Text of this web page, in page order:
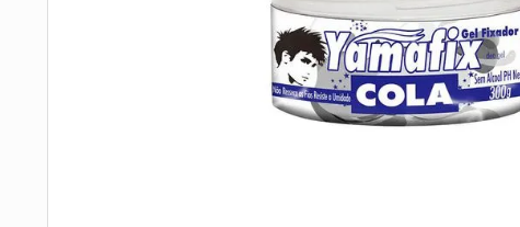
9
esmalte
absorvente